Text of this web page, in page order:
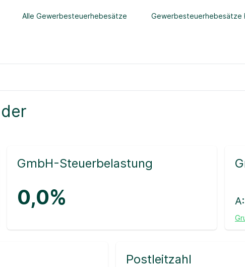
Alle Gewerbesteuerhebesätze Gewerbesteuerhebesätze
GmbH-Steuerbelastung
0,0% A:
Postleitzahl